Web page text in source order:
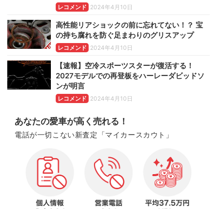
レコメンド 2024年4月10日
高性能リアショックの前に忘れてない！？ 宝
の持ち腐れを防ぐ足まわりのグリスアップ
レコメンド 2024年4月10日
【速報】空冷スポーツスターが復活する！
2027モデルでの再登板をハーレーダビッドソ
ンが明言
レコメンド 2024年4月10日
あなたの愛車が高く売れる！
電話が一切こない新査定「マイカースカウト」